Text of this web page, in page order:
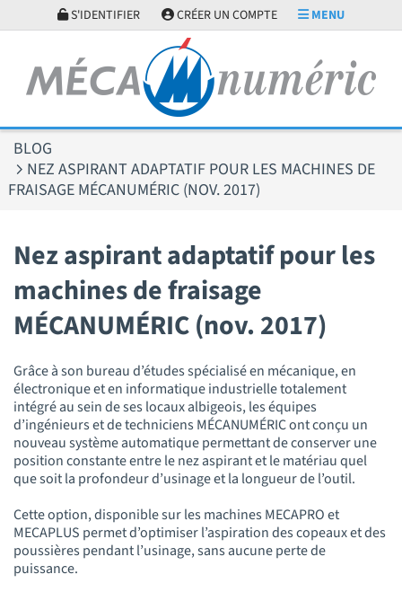
S'IDENTIFIER CRÉER UN COMPTE MENU
BLOG
NEZ ASPIRANT ADAPTATIF POUR LES MACHINES DE
FRAISAGE MÉCANUMÉRIC (NOV. 2017)
Nez aspirant adaptatif pour les
machines de fraisage
MÉCANUMÉRIC (nov. 2017)
Grâce à son bureau d’études spécialisé en mécanique, en
électronique et en informatique industrielle totalement
intégré au sein de ses locaux albigeois, les équipes
d’ingénieurs et de techniciens MÉCANUMÉRIC ont conçu un
nouveau système automatique permettant de conserver une
position constante entre le nez aspirant et le matériau quel
que soit la profondeur d’usinage et la longueur de l’outil.
Cette option, disponible sur les machines MECAPRO et
MECAPLUS permet d’optimiser l’aspiration des copeaux et des
poussières pendant l’usinage, sans aucune perte de
puissance.
Panneau de gestion des cookies